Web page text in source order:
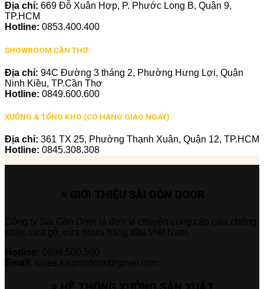
Địa chỉ: 669 Đỗ Xuân Hợp, P. Phước Long B, Quận 9,
TP.HCM
Hotline: 0853.400.400
SHOWROOM CẦN THƠ:
Địa chỉ: 94C Đường 3 tháng 2, Phường Hưng Lợi, Quận
Ninh Kiều, TP.Cần Thơ
Hotline: 0849.600.600
XƯỞNG & TỔNG KHO (CÓ HÀNG GIAO NGAY):
Địa chỉ: 361 TX 25, Phường Thạnh Xuân, Quận 12, TP.HCM
Hotline: 0845.308.308